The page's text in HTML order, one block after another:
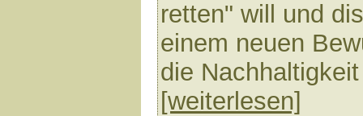
retten" will und
einem neuen
die
[weiterlesen]